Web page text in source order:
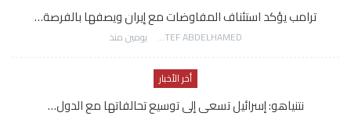
ترامب يؤكد استئناف المفاوضات مع إيران ويصفها بالفرصة…
AWATEF ABDELHAMED يومين منذ
أخر الأخبار
نتنياهو: إسرائيل تسعى إلى توسيع تحالفاتها مع الدول…